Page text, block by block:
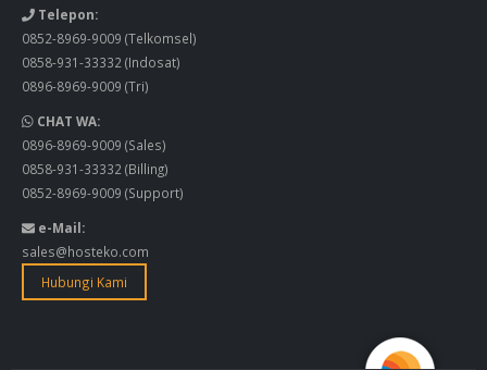
Telepon:
0852-8969-9009 (Telkomsel)
0858-931-33332 (Indosat)
0896-8969-9009 (Tri)
CHAT WA:
0896-8969-9009 (Sales)
0858-931-33332 (Billing)
0852-8969-9009 (Support)
e-Mail:
sales@hosteko.com
Hubungi Kami